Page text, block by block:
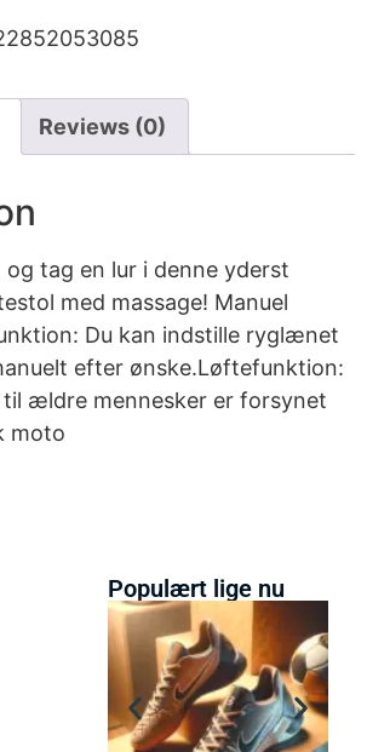
Reviews (0)
tag en lur i denne yderst
med massage! Manuel
Du kan indstille ryglænet
efter ønske.Løftefunktion:
ældre mennesker er forsynet
moto
Populært lige nu